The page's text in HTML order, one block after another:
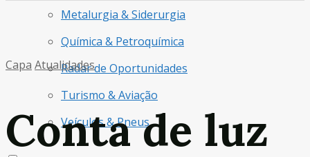
Metalurgia & Siderurgia
Química & Petroquímica
Radar de Oportunidades
Turismo & Aviação
Veículos & Pneus
Capa Atualidades
Conta de luz